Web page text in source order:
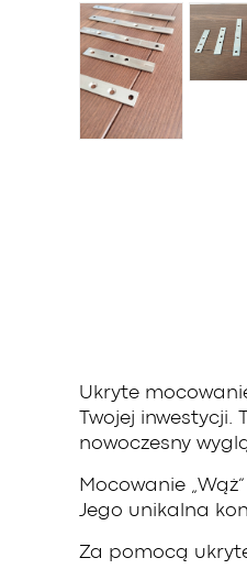
Ukryte
Twojej
nowoczesny
Mocowanie
Jego unikalna
Za pomocą